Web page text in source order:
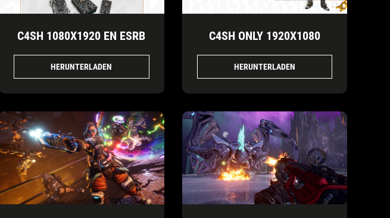
C4SH 1080X1920 EN ESRB
HERUNTERLADEN
C4SH ONLY 1920X1080
HERUNTERLADEN